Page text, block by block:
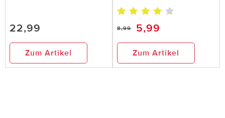
22,99
Zum Artikel
8,99 5,99
Zum Artikel